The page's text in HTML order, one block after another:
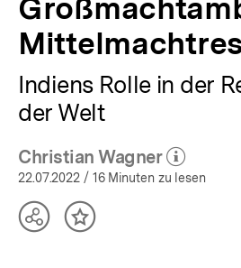
Indiens Rolle in der
der Welt
Christian Wagner
(Mehr zum Autor)
öffnen
22.07.2022 / 16 Minuten zu lesen
TeilenInhalt